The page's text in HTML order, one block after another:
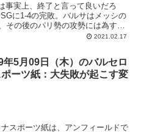
事実上、終了と言って良いだろ
に1-4の完敗。バルサはメッシの
その後のパリ勢の攻勢には為す術
圧巻のハットトリックを達成され
2021.02.17
年5月09日（木）のバルセロ
ーツ紙：大失敗が起こす変
スポーツ紙は、アンフィールドで